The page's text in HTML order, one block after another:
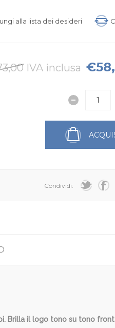
alla lista dei desideri
IVA inclusa
Condividi:
Brilla il logo tono su tono